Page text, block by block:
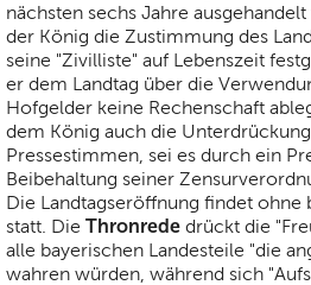
nächsten sechs Jahre
der König die Zustimmung des
seine "Zivilliste" auf Lebenszeit
er dem Landtag über die
Hofgelder keine Rechenschaft
dem König auch die
Pressestimmen, sei es durch ein
Beibehaltung seiner
Die Landtagseröffnung findet ohne
statt. Die Thronrede drückt die
alle bayerischen Landesteile "die
wahren würden, während sich